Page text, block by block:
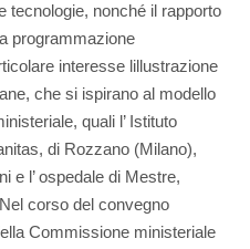
tecnologie, nonché il rapporto
programmazione
interesse lillustrazione
che si ispirano al modello
quali l’ Istituto
di Rozzano (Milano),
e l’ ospedale di Mestre,
corso del convegno
Commissione ministeriale